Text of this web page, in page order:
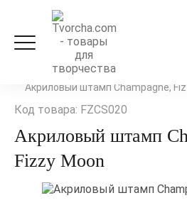
Скрапбукинг Штампинг
Акриловый штамп Champagne,
Код товара: FZCS020
Акриловый штамп
Fizzy Moon